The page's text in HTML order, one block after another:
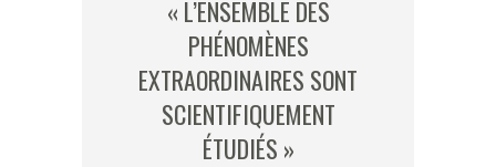
« L’ENSEMBLE DES
PHÉNOMÈNES
EXTRAORDINAIRES SONT
SCIENTIFIQUEMENT
ÉTUDIÉS »